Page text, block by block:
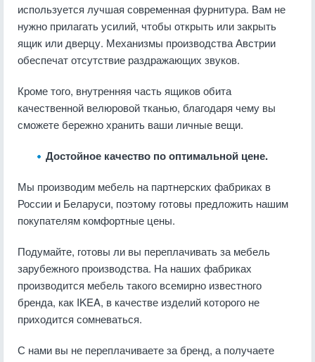
используется лучшая современная фурнитура. Вам не
нужно прилагать усилий, чтобы открыть или закрыть
ящик или дверцу. Механизмы производства Австрии
обеспечат отсутствие раздражающих звуков.
Кроме того, внутренняя часть ящиков обита
качественной велюровой тканью, благодаря чему вы
сможете бережно хранить ваши личные вещи.
Достойное качество по оптимальной цене.
Мы производим мебель на партнерских фабриках в
России и Беларуси, поэтому готовы предложить нашим
покупателям комфортные цены.
Подумайте, готовы ли вы переплачивать за мебель
зарубежного производства. На наших фабриках
производится мебель такого всемирно известного
бренда, как IKEA, в качестве изделий которого не
приходится сомневаться.
С нами вы не переплачиваете за бренд, а получаете